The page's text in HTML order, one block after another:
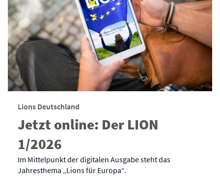
Lions Deutschland
Jetzt online: Der LION
1/2026
Im Mittelpunkt der digitalen Ausgabe steht das
Jahresthema „Lions für Europa“.